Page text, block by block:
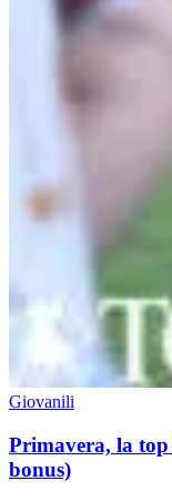
Giovanili
Primavera, la
bonus)